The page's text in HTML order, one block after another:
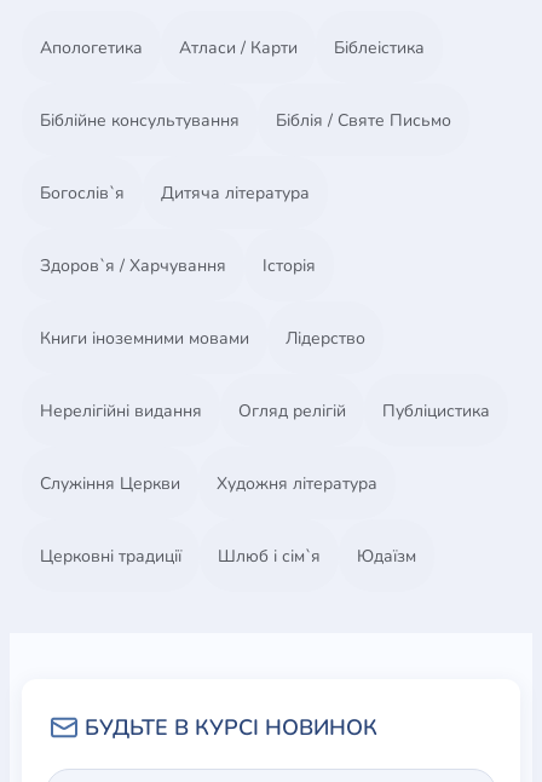
Апологетика Атласи / Карти Біблеістика
Біблійне консультування Біблія / Святе Письмо
Богослів`я Дитяча література
Здоров`я / Харчування Історія
Книги іноземними мовами Лідерство
Нерелігійні видання Огляд релігій Публіцистика
Служіння Церкви Художня література
Церковні традиції Шлюб і сім`я Юдаїзм